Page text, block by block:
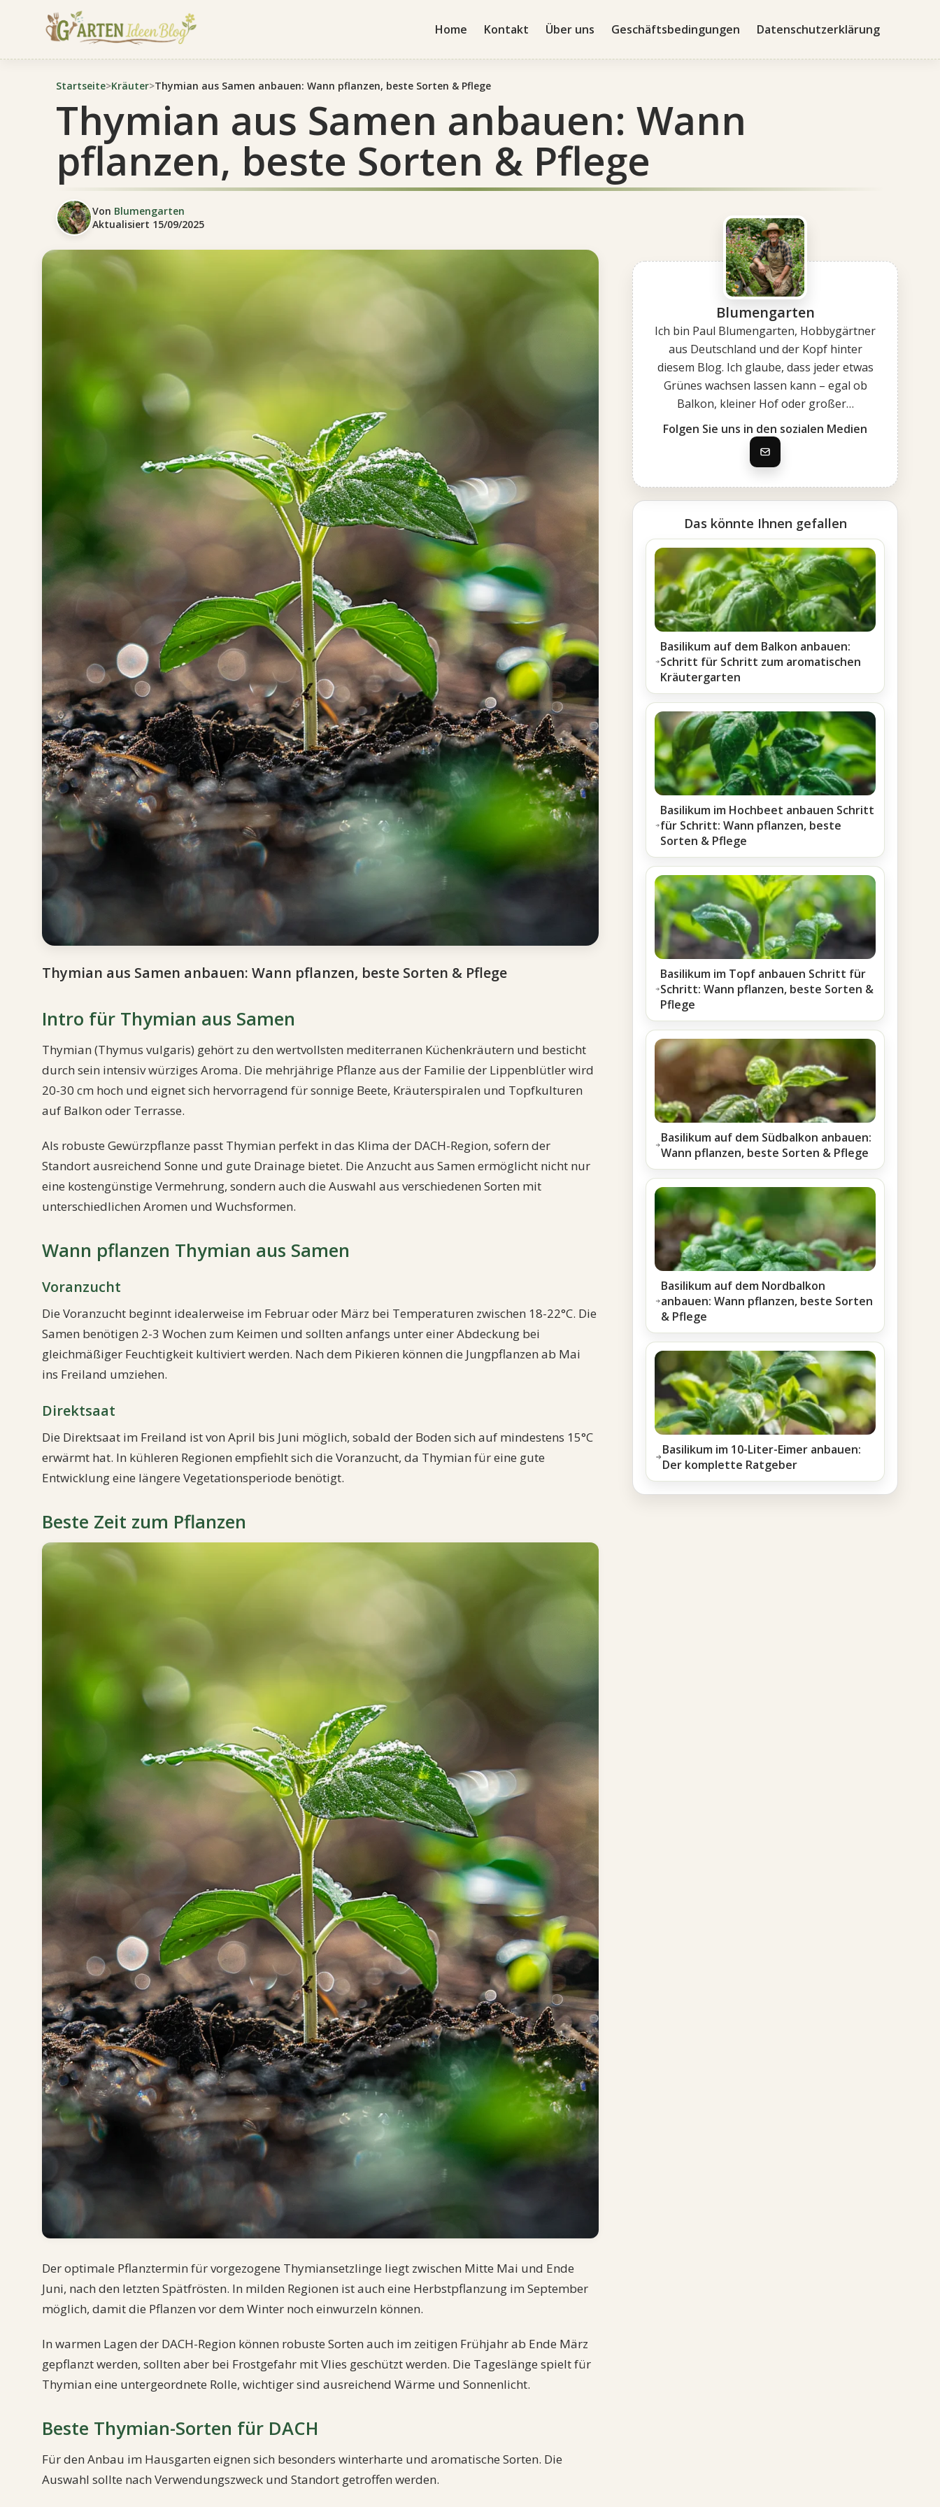
Home Kontakt Über uns Geschäftsbedingungen Datenschutzerklärung
Startseite>Kräuter>Thymian aus Samen anbauen: Wann pflanzen, beste Sorten & Pflege
Thymian aus Samen anbauen: Wann
pflanzen, beste Sorten & Pflege
Von Blumengarten
Aktualisiert 15/09/2025
Thymian aus Samen anbauen: Wann pflanzen, beste Sorten & Pflege
Intro für Thymian aus Samen
Thymian (Thymus vulgaris) gehört zu den wertvollsten mediterranen Küchenkräutern und besticht
durch sein intensiv würziges Aroma. Die mehrjährige Pflanze aus der Familie der Lippenblütler wird
20-30 cm hoch und eignet sich hervorragend für sonnige Beete, Kräuterspiralen und Topfkulturen
auf Balkon oder Terrasse.
Als robuste Gewürzpflanze passt Thymian perfekt in das Klima der DACH-Region, sofern der
Standort ausreichend Sonne und gute Drainage bietet. Die Anzucht aus Samen ermöglicht nicht nur
eine kostengünstige Vermehrung, sondern auch die Auswahl aus verschiedenen Sorten mit
unterschiedlichen Aromen und Wuchsformen.
Wann pflanzen Thymian aus Samen
Voranzucht
Die Voranzucht beginnt idealerweise im Februar oder März bei Temperaturen zwischen 18-22°C. Die
Samen benötigen 2-3 Wochen zum Keimen und sollten anfangs unter einer Abdeckung bei
gleichmäßiger Feuchtigkeit kultiviert werden. Nach dem Pikieren können die Jungpflanzen ab Mai
ins Freiland umziehen.
Direktsaat
Die Direktsaat im Freiland ist von April bis Juni möglich, sobald der Boden sich auf mindestens 15°C
erwärmt hat. In kühleren Regionen empfiehlt sich die Voranzucht, da Thymian für eine gute
Entwicklung eine längere Vegetationsperiode benötigt.
Beste Zeit zum Pflanzen
Der optimale Pflanztermin für vorgezogene Thymiansetzlinge liegt zwischen Mitte Mai und Ende
Juni, nach den letzten Spätfrösten. In milden Regionen ist auch eine Herbstpflanzung im September
möglich, damit die Pflanzen vor dem Winter noch einwurzeln können.
In warmen Lagen der DACH-Region können robuste Sorten auch im zeitigen Frühjahr ab Ende März
gepflanzt werden, sollten aber bei Frostgefahr mit Vlies geschützt werden. Die Tageslänge spielt für
Thymian eine untergeordnete Rolle, wichtiger sind ausreichend Wärme und Sonnenlicht.
Beste Thymian-Sorten für DACH
Für den Anbau im Hausgarten eignen sich besonders winterharte und aromatische Sorten. Die
Auswahl sollte nach Verwendungszweck und Standort getroffen werden.
Blumengarten
Ich bin Paul Blumengarten, Hobbygärtner
aus Deutschland und der Kopf hinter
diesem Blog. Ich glaube, dass jeder etwas
Grünes wachsen lassen kann – egal ob
Balkon, kleiner Hof oder großer…
Folgen Sie uns in den sozialen Medien
Das könnte Ihnen gefallen
Basilikum auf dem Balkon anbauen:
Schritt für Schritt zum aromatischen
Kräutergarten
Basilikum im Hochbeet anbauen Schritt
für Schritt: Wann pflanzen, beste
Sorten & Pflege
Basilikum im Topf anbauen Schritt für
Schritt: Wann pflanzen, beste Sorten &
Pflege
Basilikum auf dem Südbalkon anbauen:
Wann pflanzen, beste Sorten & Pflege
Basilikum auf dem Nordbalkon
anbauen: Wann pflanzen, beste Sorten
& Pflege
Basilikum im 10-Liter-Eimer anbauen:
Der komplette Ratgeber